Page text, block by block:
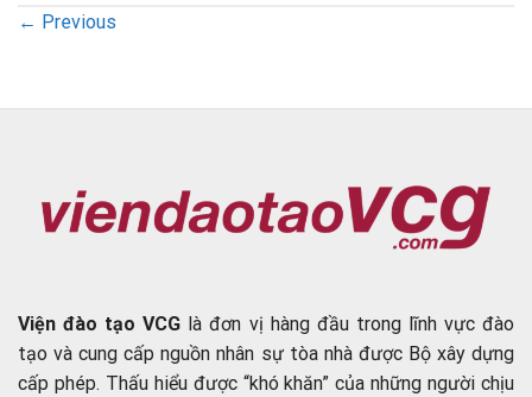
← Previous
Viện đào tạo VCG là đơn vị hàng đầu trong lĩnh vực đào
tạo và cung cấp nguồn nhân sự tòa nhà được Bộ xây dựng
cấp phép. Thấu hiểu được “khó khăn” của những người chịu